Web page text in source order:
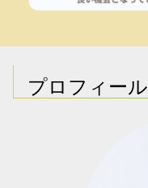
プロフィール